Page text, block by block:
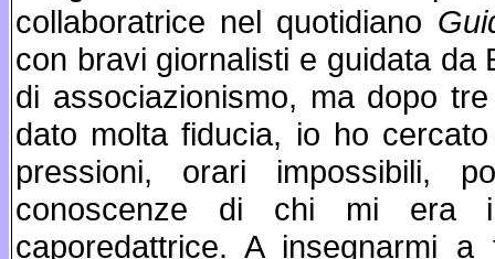
collaboratrice nel quotidiano
con bravi giornalisti e guidata da
di associazionismo, ma dopo
dato molta fiducia, io ho
pressioni, orari impossibili,
conoscenze di chi mi era
caporedattrice. A insegnarmi